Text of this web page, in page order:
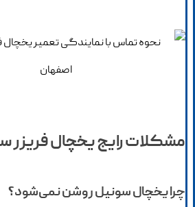
مشکلات رایج یخچال فریزر
چرا یخچال سونیل روشن نمی‌شود؟